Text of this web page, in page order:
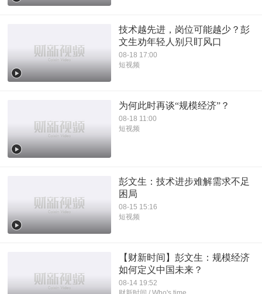
技术越先进，岗位可能越少？彭
文生劝年轻人别只盯风口
08-18 17:00
短视频
为何此时再谈“规模经济”？
08-18 11:00
短视频
彭文生：技术进步难解需求不足
困局
08-15 15:16
短视频
【财新时间】彭文生：规模经济
如何定义中国未来？
08-14 19:52